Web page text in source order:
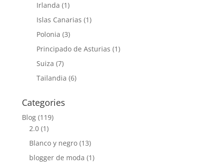
Irlanda (1)
Islas Canarias (1)
Polonia (3)
Principado de Asturias (1)
Suiza (7)
Tailandia (6)
Categories
Blog(119)
2.0(1)
Blanco y negro(13)
blogger de moda (1)